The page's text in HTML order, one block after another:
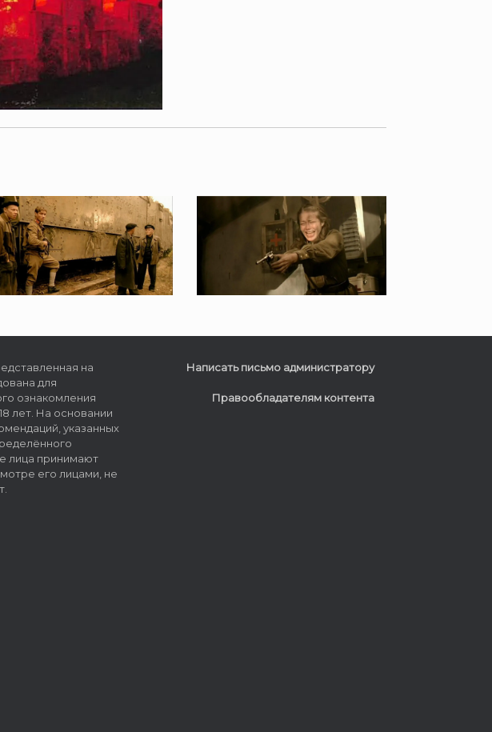
на
для
ознакомления
лет. На основании
указанных
лица принимают
его лицами, не
Написать письмо администратору
Правообладателям контента